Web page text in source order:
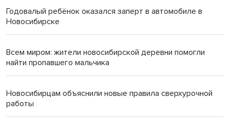
Годовалый ребёнок оказался заперт в автомобиле в
Новосибирске
Всем миром: жители новосибирской деревни помогли
найти пропавшего мальчика
Новосибирцам объяснили новые правила сверхурочной
работы